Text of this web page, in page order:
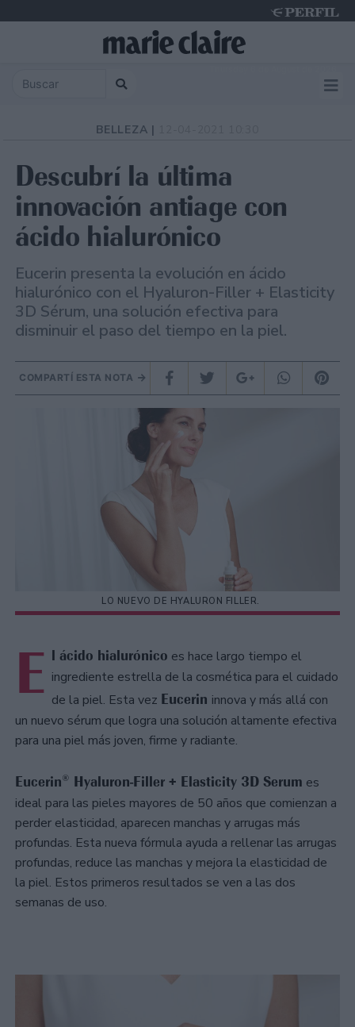
BELLEZA |
Descubrí la última
innovación antiage con
ácido hialurónico
Eucerin presenta la evolución en ácido
hialurónico con el Hyaluron-Filler + Elasticity
3D Sérum, una solución efectiva para
disminuir el paso del tiempo en la piel.
COMPARTÍ ESTA NOTA
LO NUEVO DE HYALURON FILLER.
E l ácido hialurónico es hace largo tiempo el
ingrediente estrella de la cosmética para el cuidado
de la piel. Esta vez Eucerin innova y más allá con
un nuevo sérum que logra una solución altamente efectiva
para una piel más joven, firme y radiante.
Eucerin® Hyaluron-Filler + Elasticity 3D Serum es
ideal para las pieles mayores de 50 años que comienzan a
perder elasticidad, aparecen manchas y arrugas más
profundas. Esta nueva fórmula ayuda a rellenar las arrugas
profundas, reduce las manchas y mejora la elasticidad de
la piel. Estos primeros resultados se ven a las dos
semanas de uso.